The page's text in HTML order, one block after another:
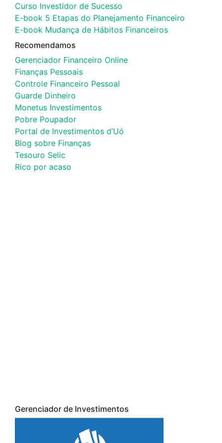
Curso Investidor de Sucesso
E-book 5 Etapas do Planejamento Financeiro
E-book Mudança de Hábitos Financeiros
Recomendamos
Gerenciador Financeiro Online
Finanças Pessoais
Controle Financeiro Pessoal
Guarde Dinheiro
Monetus Investimentos
Pobre Poupador
Portal de Investimentos d’Uó
Blog sobre Finanças
Tesouro Selic
Rico por acaso
Gerenciador de Investimentos